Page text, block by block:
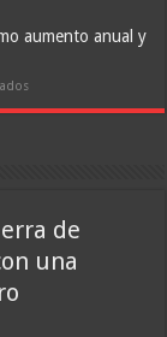
aumento anual y
en
Desempleo
en
de
una